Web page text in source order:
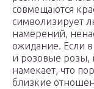
совмещаются
символизирует
намерений,
ожидание. Если
и розовые розы,
намекает, что
близкие